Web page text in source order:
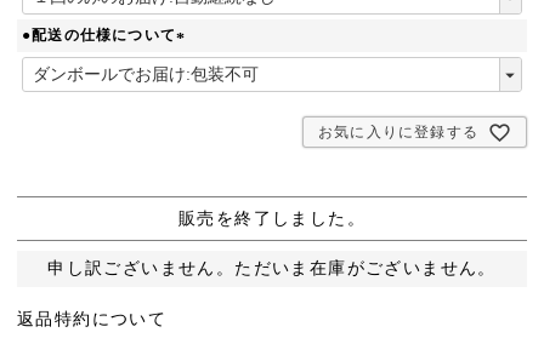
必
須
)
●配送の仕様について
(
必
お気に入りに登録する
販売を終了しました。
申し訳ございません。ただいま在庫がございません。
返品特約について